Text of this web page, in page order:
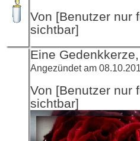
Von [Benutzer nur
sichtbar]
Eine Gedenkkerze,
Angezündet am
Von [Benutzer nur
sichtbar]